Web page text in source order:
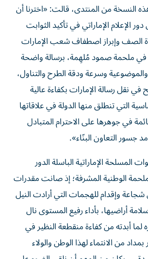
من المنتدى، قالت: «اخترنا أن
الإعلام الإماراتي في تأكيد الثوابت
الصف وإبراز اصطفاف شعب الإمارات
في ملحمة صمود مُلهِمة، برسالة واضحة
وسرعة ودقة الطرح والتناول،
في نقل رسالة الإمارات بكفاءة عالية
التي تنطلق منها الدولة في علاقاتها
في جوهرها على الاحترام المتبادل
جسور التعاون البنّاء».
المسلحة الإماراتية الباسلة الدور
الوطنية المشرفة؛ إذ صانت مقدرات
وإقدام للهجمات التي أرادت النيل
أراضيها، بأداء رفيع المستوى نال
لما أبدته من كفاءة منقطعة النظير في
من الانتماء لهذا الوطن والولاء